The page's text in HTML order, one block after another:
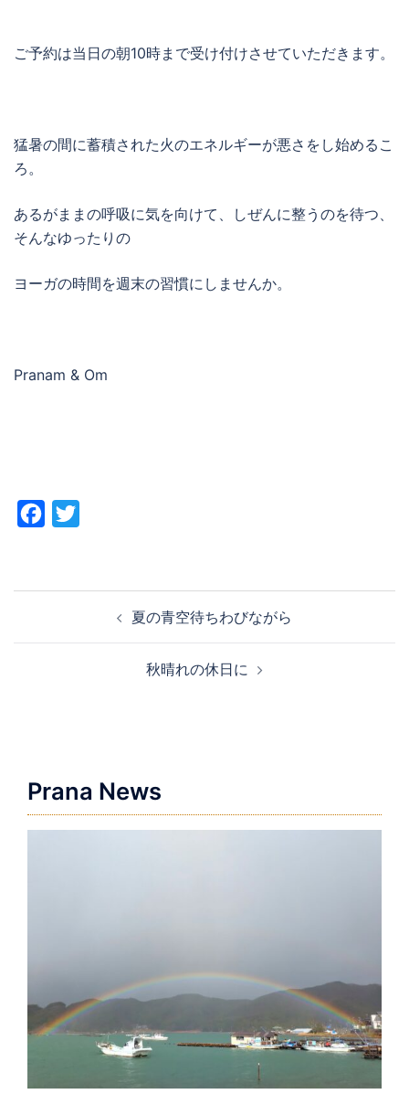
ご予約は当日の朝10時まで受け付けさせていただきます。
猛暑の間に蓄積された火のエネルギーが悪さをし始めるこ
ろ。
あるがままの呼吸に気を向けて、しぜんに整うのを待つ、
そんなゆったりの
ヨーガの時間を週末の習慣にしませんか。
Pranam & Om
Facebook
ョ
ン
夏の青空待ちわびながら
秋晴れの休日に
Prana News